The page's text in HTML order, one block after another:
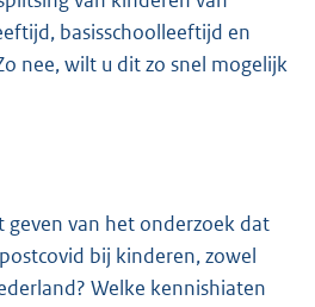
basisschoolleeftijd en
nee, wilt u dit zo snel mogelijk
geven van het onderzoek dat
bij kinderen, zowel
Welke kennishiaten